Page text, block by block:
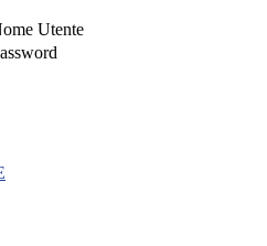
Utente